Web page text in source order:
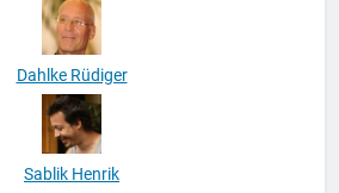
Dahlke Rüdiger
Sablik Henrik